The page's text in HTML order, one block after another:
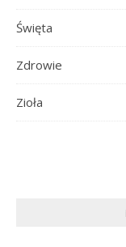
Święta
Zdrowie
Zioła